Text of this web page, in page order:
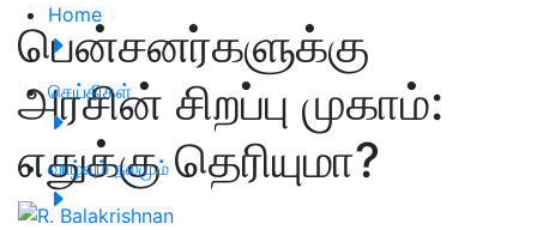
Home
செய்திகள்
வாழ்வும் நலமும்
பென்சனர்களுக்கு
அரசின் சிறப்பு முகாம்:
எதுக்கு தெரியுமா?